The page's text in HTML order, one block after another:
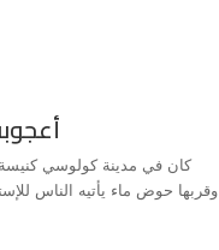
كان في مدينة كولوسي
وقربها حوض ماء يأتيه الناس